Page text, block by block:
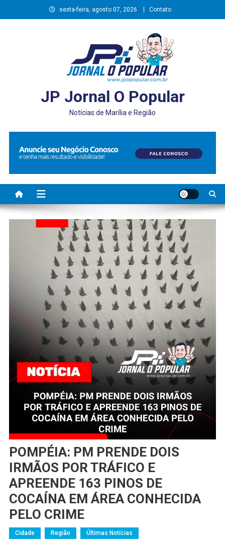
to
sexta-feira, agosto 07, 2026 Contato
JP Jornal O Popular
Notícias de Marília e Região
POMPÉIA: PM PRENDE DOIS
IRMÃOS POR TRÁFICO E
APREENDE 163 PINOS DE
COCAÍNA EM ÁREA CONHECIDA
PELO CRIME
Cidade Região Últimas Notícias